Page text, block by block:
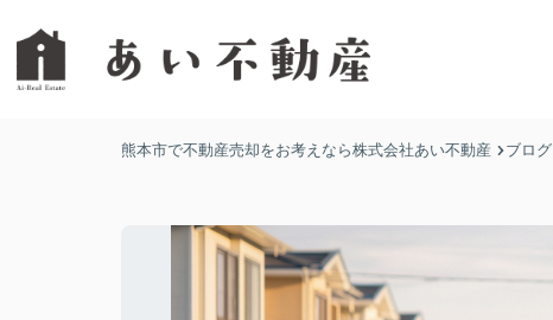
熊本市で不動産売却をお考えなら株式会社あい不動産 ブログ